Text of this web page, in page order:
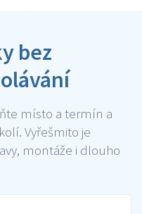
bez
místo a termín a
Vyřešmito je
montáže i dlouho